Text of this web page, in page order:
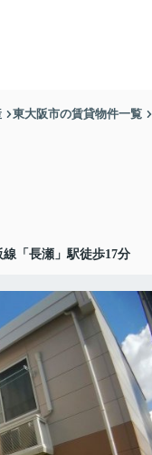
東大阪市の賃貸物件一覧
線「長瀬」駅徒歩17分